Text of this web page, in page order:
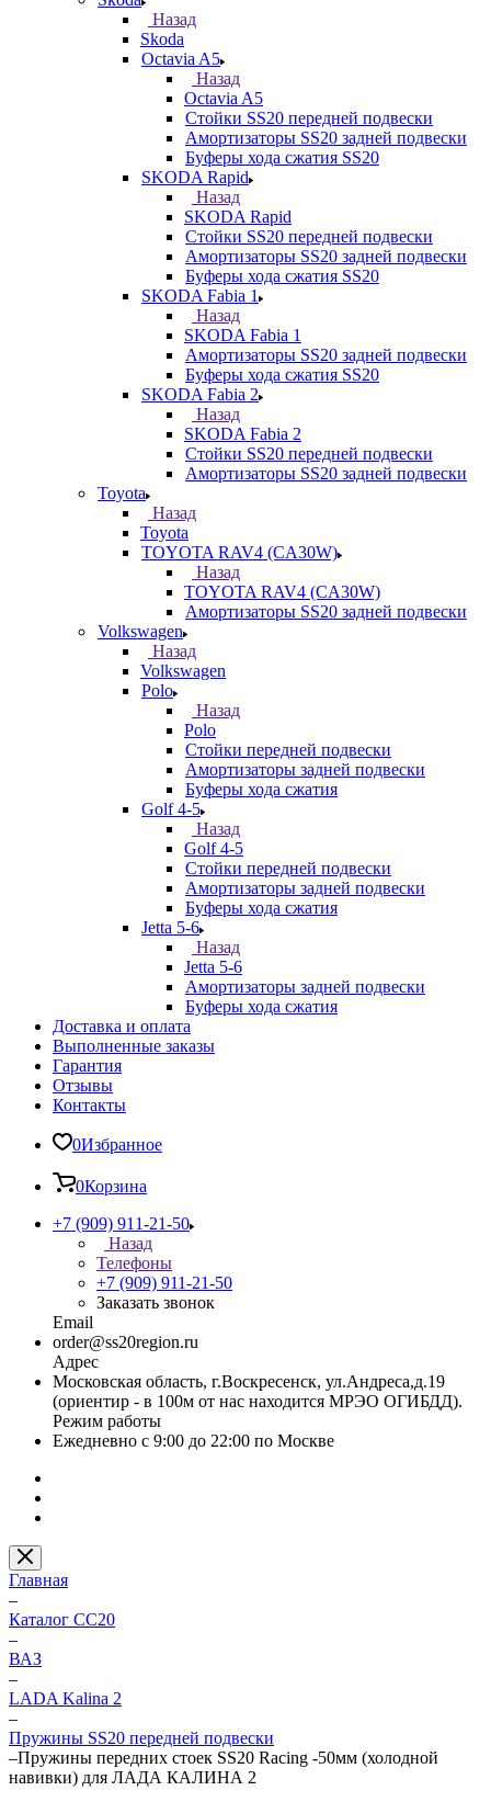
Назад
Skoda
Octavia A5
Назад
Octavia A5
Стойки SS20 передней подвески
Амортизаторы SS20 задней подвески
Буферы хода сжатия SS20
SKODA Rapid
Назад
SKODA Rapid
Стойки SS20 передней подвески
Амортизаторы SS20 задней подвески
Буферы хода сжатия SS20
SKODA Fabia 1
Назад
SKODA Fabia 1
Амортизаторы SS20 задней подвески
Буферы хода сжатия SS20
SKODA Fabia 2
Назад
SKODA Fabia 2
Стойки SS20 передней подвески
Амортизаторы SS20 задней подвески
Toyota
Назад
Toyota
TOYOTA RAV4 (CA30W)
Назад
TOYOTA RAV4 (CA30W)
Амортизаторы SS20 задней подвески
Volkswagen
Назад
Volkswagen
Polo
Назад
Polo
Стойки передней подвески
Амортизаторы задней подвески
Буферы хода сжатия
Golf 4-5
Назад
Golf 4-5
Стойки передней подвески
Амортизаторы задней подвески
Буферы хода сжатия
Jetta 5-6
Назад
Jetta 5-6
Амортизаторы задней подвески
Буферы хода сжатия
Доставка и оплата
Выполненные заказы
Гарантия
Отзывы
Контакты
0Избранное
0Корзина
+7 (909) 911-21-50
Назад
Телефоны
+7 (909) 911-21-50
Заказать звонок
Email
order@ss20region.ru
Адрес
Московская область, г.Воскресенск, ул.Андреса,д.19
(ориентир - в 100м от нас находится МРЭО ОГИБДД).
Режим работы
Ежедневно с 9:00 до 22:00 по Москве
Главная
–
Каталог CC20
–
ВАЗ
–
LADA Kalina 2
–
Пружины SS20 передней подвески
–Пружины передних стоек SS20 Racing -50мм (холодной
навивки) для ЛАДА КАЛИНА 2